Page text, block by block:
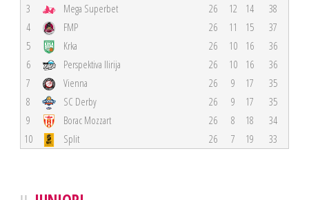
3
Mega Superbet 26 12 14
38
4
FMP 26 11 15
37
5
Krka 26 10 16
36
6
Perspektiva Ilirija 26 10 16
36
7
Vienna 26 9 17
35
8
SC Derby 26 9 17
35
9
Borac Mozzart 26 8 18
34
10
Split 26 7 19 33